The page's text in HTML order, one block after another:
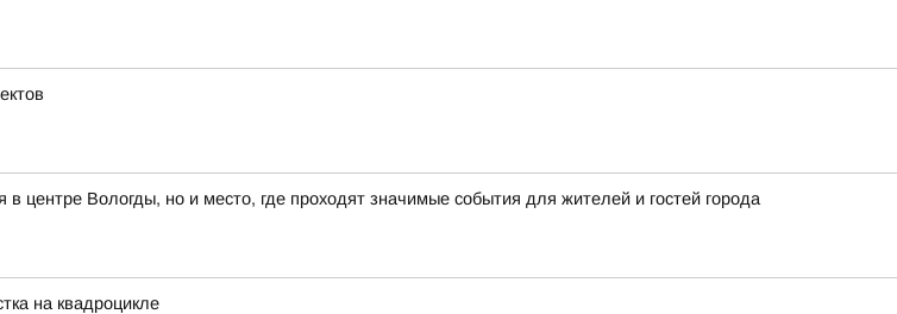
центре Вологды, но и место, где проходят значимые события для жителей и гостей города
на квадроцикле